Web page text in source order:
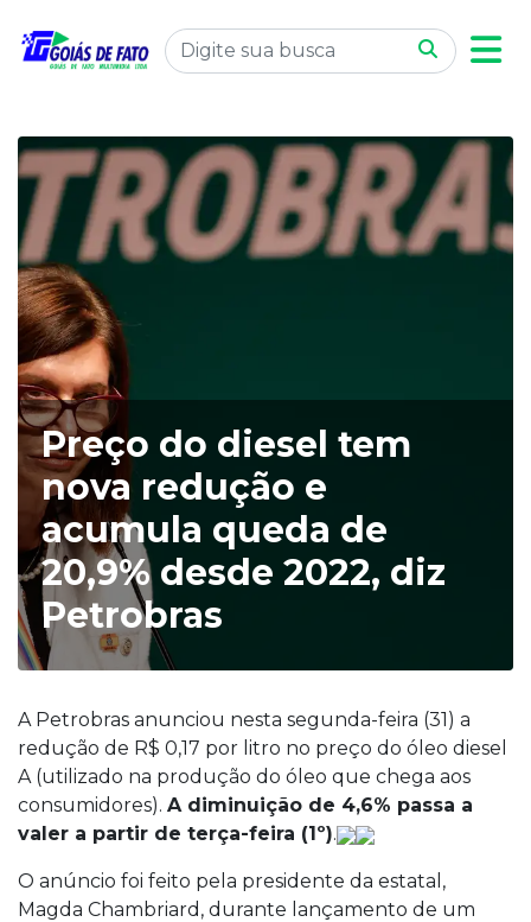
Preço do diesel tem
nova redução e
acumula queda de
20,9% desde 2022, diz
Petrobras
A Petrobras anunciou nesta segunda-feira (31) a
redução de R$ 0,17 por litro no preço do óleo diesel
A (utilizado na produção do óleo que chega aos
consumidores). A diminuição de 4,6% passa a
valer a partir de terça-feira (1º).
O anúncio foi feito pela presidente da estatal,
Magda Chambriard, durante lançamento de um